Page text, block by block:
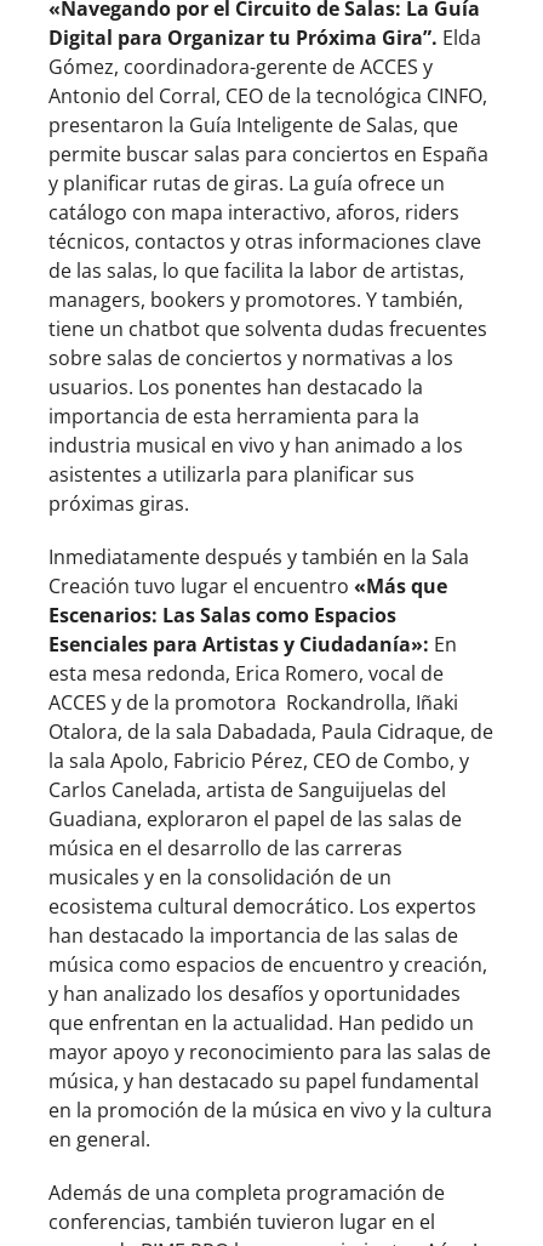
«Navegando por el Circuito de Salas: La Guía
Digital para Organizar tu Próxima Gira”. Elda
Gómez, coordinadora-gerente de ACCES y
Antonio del Corral, CEO de la tecnológica CINFO,
presentaron la Guía Inteligente de Salas, que
permite buscar salas para conciertos en España
y planificar rutas de giras. La guía ofrece un
catálogo con mapa interactivo, aforos, riders
técnicos, contactos y otras informaciones clave
de las salas, lo que facilita la labor de artistas,
managers, bookers y promotores. Y también,
tiene un chatbot que solventa dudas frecuentes
sobre salas de conciertos y normativas a los
usuarios. Los ponentes han destacado la
importancia de esta herramienta para la
industria musical en vivo y han animado a los
asistentes a utilizarla para planificar sus
próximas giras.
Inmediatamente después y también en la Sala
Creación tuvo lugar el encuentro «Más que
Escenarios: Las Salas como Espacios
Esenciales para Artistas y Ciudadanía»: En
esta mesa redonda, Erica Romero, vocal de
ACCES y de la promotora Rockandrolla, Iñaki
Otalora, de la sala Dabadada, Paula Cidraque, de
la sala Apolo, Fabricio Pérez, CEO de Combo, y
Carlos Canelada, artista de Sanguijuelas del
Guadiana, exploraron el papel de las salas de
música en el desarrollo de las carreras
musicales y en la consolidación de un
ecosistema cultural democrático. Los expertos
han destacado la importancia de las salas de
música como espacios de encuentro y creación,
y han analizado los desafíos y oportunidades
que enfrentan en la actualidad. Han pedido un
mayor apoyo y reconocimiento para las salas de
música, y han destacado su papel fundamental
en la promoción de la música en vivo y la cultura
en general.
Además de una completa programación de
conferencias, también tuvieron lugar en el